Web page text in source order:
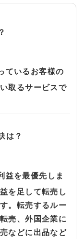
ているお客様の
取るサービスで
は？
益を最優先しま
を足して転売し
。転売するルー
売、外国企業に
などに出品など